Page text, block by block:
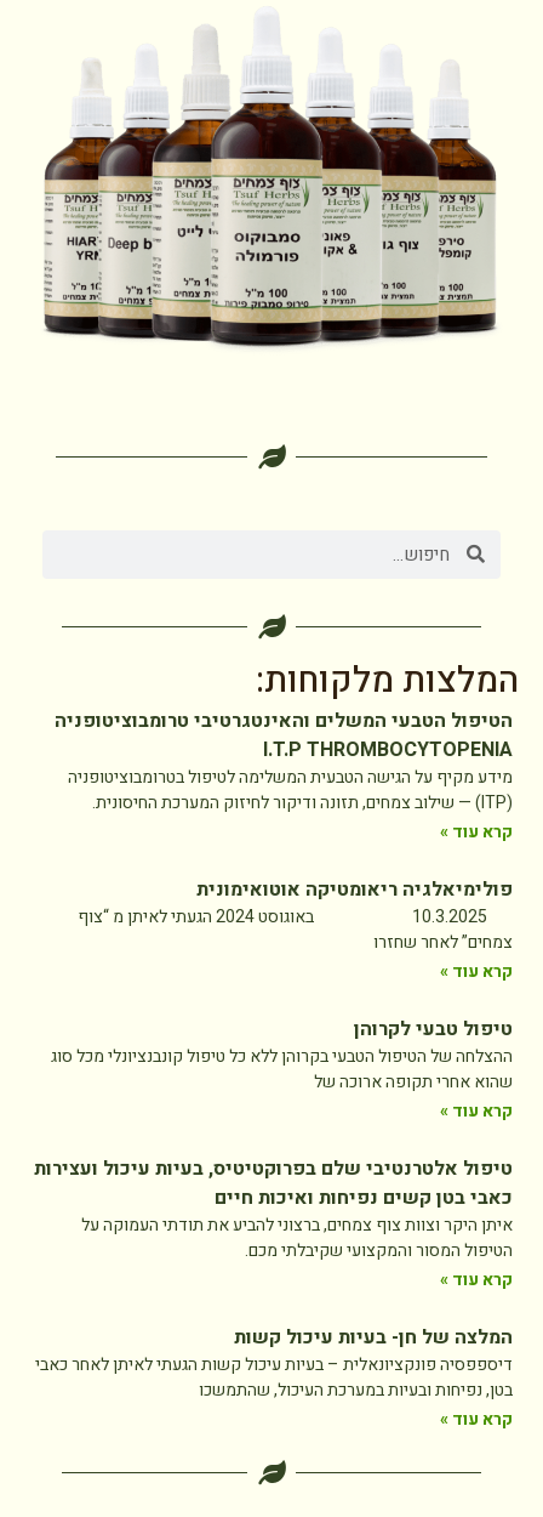
המלצות מלקוחות:
הטיפול הטבעי המשלים והאינטגרטיבי טרומבוציטופניה
I.T.P THROMBOCYTOPENIA
מידע מקיף על הגישה הטבעית המשלימה לטיפול בטרומבוציטופניה
(ITP) — שילוב צמחים, תזונה ודיקור לחיזוק המערכת החיסונית.
קרא עוד »
פולימיאלגיה ריאומטיקה אוטואימונית
10.3.2025 באוגוסט 2024 הגעתי לאיתן מ “צוף
צמחים” לאחר שחזרו
קרא עוד »
טיפול טבעי לקרוהן
ההצלחה של הטיפול הטבעי בקרוהן ללא כל טיפול קונבנציונלי מכל סוג
שהוא אחרי תקופה ארוכה של
קרא עוד »
טיפול אלטרנטיבי שלם בפרוקטיטיס, בעיות עיכול ועצירות
כאבי בטן קשים נפיחות ואיכות חיים
איתן היקר וצוות צוף צמחים, ברצוני להביע את תודתי העמוקה על
הטיפול המסור והמקצועי שקיבלתי מכם.
קרא עוד »
המלצה של חן- בעיות עיכול קשות
דיספפסיה פונקציונאלית – בעיות עיכול קשות הגעתי לאיתן לאחר כאבי
בטן, נפיחות ובעיות במערכת העיכול, שהתמשכו
קרא עוד »